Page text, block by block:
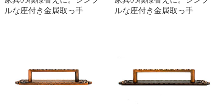
ルな座付き金属取っ手
ルな座付き金属取っ手